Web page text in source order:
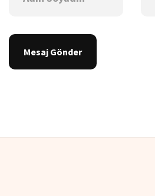
Mesaj Gönder